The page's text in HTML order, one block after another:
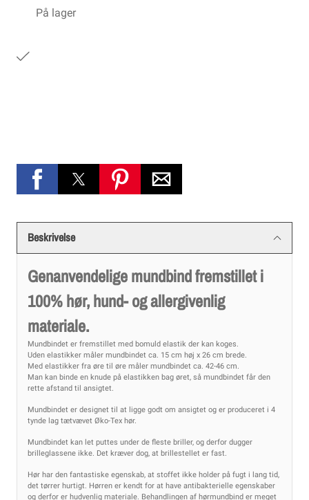
På lager
Beskrivelse
Genanvendelige mundbind fremstillet i
100% hør, hund- og allergivenlig
materiale.
Mundbindet er fremstillet med bomuld elastik der kan koges.
Uden elastikker måler mundbindet ca. 15 cm høj x 26 cm brede.
Med elastikker fra øre til øre måler mundbindet ca. 42-46 cm.
Man kan binde en knude på elastikken bag øret, så mundbindet får den
rette afstand til ansigtet.
Mundbindet er designet til at ligge godt om ansigtet og er produceret i 4
tynde lag tætvævet Øko-Tex hør.
Mundbindet kan let puttes under de fleste briller, og derfor dugger
brilleglassene ikke. Det kræver dog, at brillestellet er fast.
Hør har den fantastiske egenskab, at stoffet ikke holder på fugt i lang tid,
det tørrer hurtigt. Hørren er kendt for at have antibakterielle egenskaber
og derfor er hudvenlig materiale. Behandlingen af hørmundbind er meget